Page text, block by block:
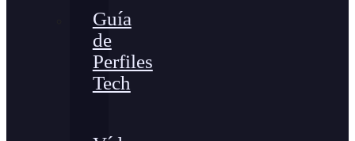
Guía
de
Perfiles
Tech